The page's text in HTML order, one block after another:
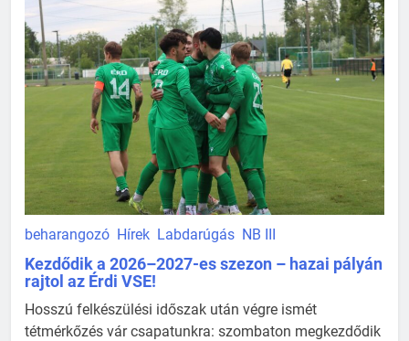
beharangozó Hírek Labdarúgás NB III
Kezdődik a 2026–2027-es szezon – hazai pályán
rajtol az Érdi VSE!
Hosszú felkészülési időszak után végre ismét
tétmérkőzés vár csapatunkra: szombaton megkezdődik